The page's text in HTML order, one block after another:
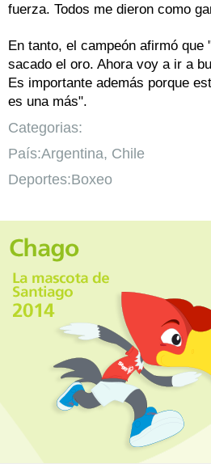
fuerza. Todos me dieron como
En tanto, el campeón afirmó
sacado el oro. Ahora voy a ir a
Es importante además porque
es una más".
Categorias:
País:Argentina, Chile
Deportes:Boxeo